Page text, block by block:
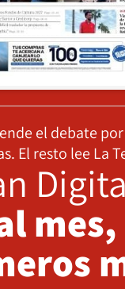
el debate
El resto lee La